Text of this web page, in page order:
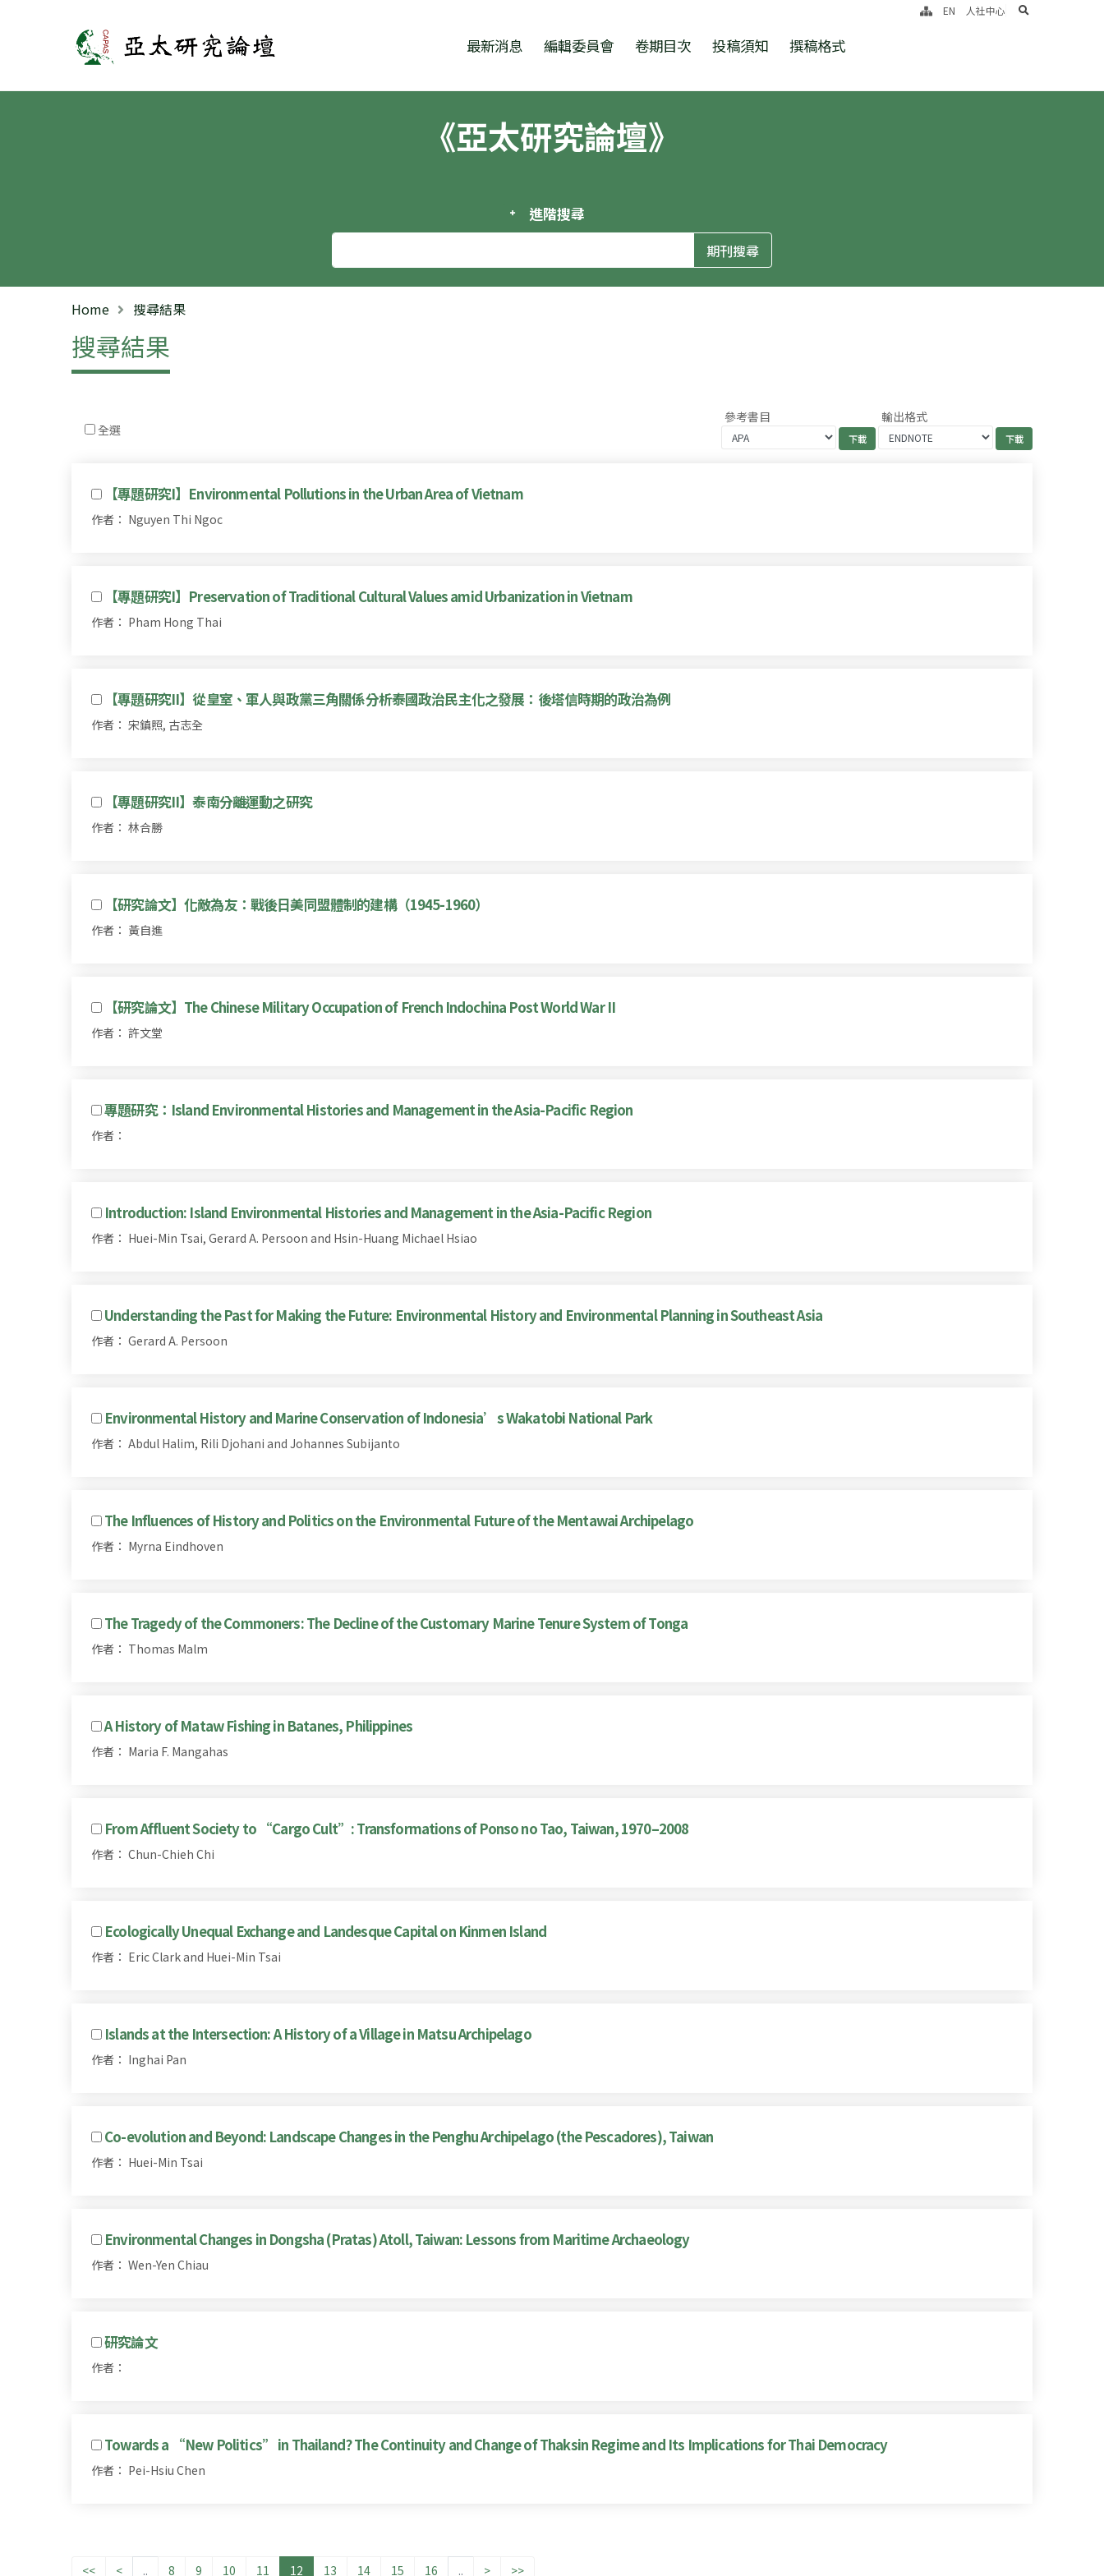
亞太研究論壇 最新消息 編輯委員會 卷期目次 投稿須知 撰稿格式
EN 人社中心 search
《亞太研究論壇》
進階搜尋
Home 搜尋結果
搜尋結果
全選
參考書目 輸出格式
【專題研究I】Environmental Pollutions in the Urban Area of Vietnam
作者： Nguyen Thi Ngoc
【專題研究I】Preservation of Traditional Cultural Values amid Urbanization in Vietnam
作者： Pham Hong Thai
【專題研究II】從皇室、軍人與政黨三角關係分析泰國政治民主化之發展：後塔信時期的政治為例
作者： 宋鎮照, 古志全
【專題研究II】泰南分離運動之研究
作者： 林合勝
【研究論文】化敵為友：戰後日美同盟體制的建構（1945-1960）
作者： 黃自進
【研究論文】The Chinese Military Occupation of French Indochina Post World War II
作者： 許文堂
專題研究：Island Environmental Histories and Management in the Asia-Pacific Region
作者：
Introduction: Island Environmental Histories and Management in the Asia-Pacific Region
作者： Huei-Min Tsai, Gerard A. Persoon and Hsin-Huang Michael Hsiao
Understanding the Past for Making the Future: Environmental History and Environmental Planning in Southeast Asia
作者： Gerard A. Persoon
Environmental History and Marine Conservation of Indonesia’s Wakatobi National Park
作者： Abdul Halim, Rili Djohani and Johannes Subijanto
The Influences of History and Politics on the Environmental Future of the Mentawai Archipelago
作者： Myrna Eindhoven
The Tragedy of the Commoners: The Decline of the Customary Marine Tenure System of Tonga
作者： Thomas Malm
A History of Mataw Fishing in Batanes, Philippines
作者： Maria F. Mangahas
From Affluent Society to “Cargo Cult”: Transformations of Ponso no Tao, Taiwan, 1970–2008
作者： Chun-Chieh Chi
Ecologically Unequal Exchange and Landesque Capital on Kinmen Island
作者： Eric Clark and Huei-Min Tsai
Islands at the Intersection: A History of a Village in Matsu Archipelago
作者： Inghai Pan
Co-evolution and Beyond: Landscape Changes in the Penghu Archipelago (the Pescadores), Taiwan
作者： Huei-Min Tsai
Environmental Changes in Dongsha (Pratas) Atoll, Taiwan: Lessons from Maritime Archaeology
作者： Wen-Yen Chiau
研究論文
作者：
Towards a “New Politics” in Thailand? The Continuity and Change of Thaksin Regime and Its Implications for Thai Democracy
作者： Pei-Hsiu Chen
<< < .. 8 9 10 11 12 13 14 15 16 .. > >>